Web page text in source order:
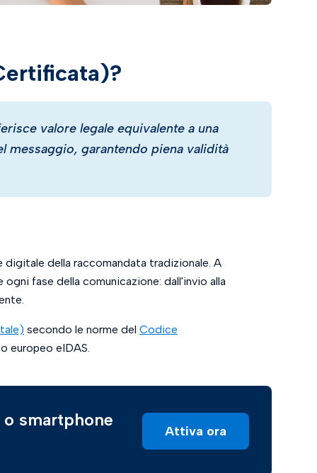
valore legale equivalente a una
messaggio, garantendo piena validità
della raccomandata tradizionale. A
fase della comunicazione: dall'invio alla
secondo le norme del Codice
europeo eIDAS.
smartphone
Attiva ora